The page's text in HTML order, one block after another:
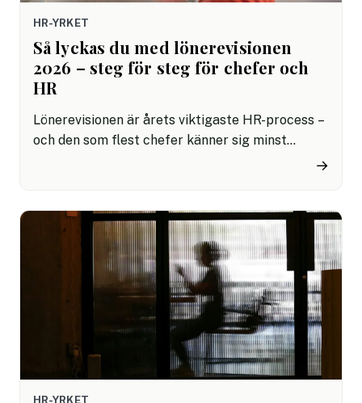
HR-YRKET
Så lyckas du med lönerevisionen
2026 – steg för steg för chefer och
HR
Lönerevisionen är årets viktigaste HR-process –
och den som flest chefer känner sig minst
förberedda på. Här är en komplett guide till hur
medarbetare eller trovärdighet.
→
HR-YRKET